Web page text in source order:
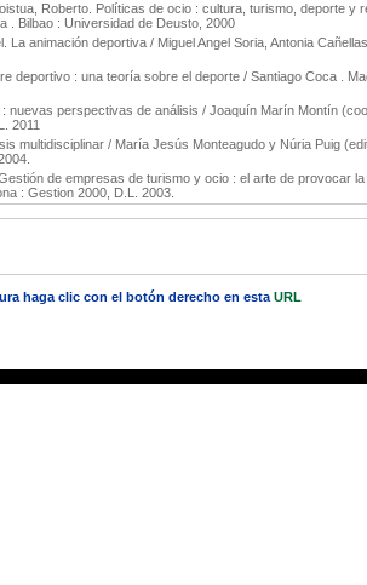
Roberto. Políticas de ocio : cultura, turismo, deporte y
. Bilbao : Universidad de Deusto, 2000
La animación deportiva / Miguel Angel Soria, Antonia
deportivo : una teoría sobre el deporte / Santiago Coca .
nuevas perspectivas de análisis / Joaquín Marín Montín
2011
multidisciplinar / María Jesús Monteagudo y Núria Puig
de empresas de turismo y ocio : el arte de provocar
: Gestion 2000, D.L. 2003.
haga clic con el botón derecho en esta URL